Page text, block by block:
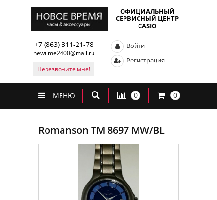
ОФИЦИАЛЬНЫЙ
СЕРВИСНЫЙ ЦЕНТР
CASIO
+7 (863) 311-21-78
newtime2400@mail.ru
Перезвоните мне!
Войти
Регистрация
МЕНЮ 0 0
Romanson TM 8697 MW/BL